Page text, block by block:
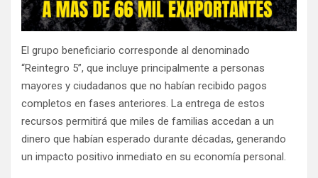
El grupo beneficiario corresponde al denominado
“Reintegro 5”, que incluye principalmente a personas
mayores y ciudadanos que no habían recibido pagos
completos en fases anteriores. La entrega de estos
recursos permitirá que miles de familias accedan a un
dinero que habían esperado durante décadas, generando
un impacto positivo inmediato en su economía personal.